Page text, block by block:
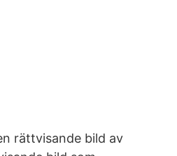
rättvisande bild av